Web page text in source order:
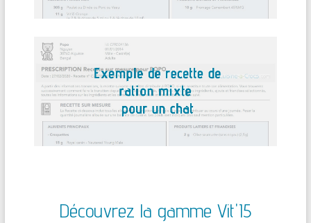
Découvrez la gamme Vit'I5